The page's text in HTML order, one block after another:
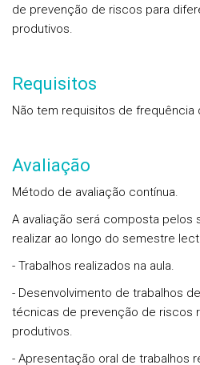
de prevenção de riscos para
produtivos.
Requisitos
Não tem requisitos de frequência
Avaliação
Método de avaliação contínua.
A avaliação será composta pelos
realizar ao longo do semestre
- Trabalhos realizados na aula.
- Desenvolvimento de trabalhos
técnicas de prevenção de riscos
produtivos.
- Apresentação oral de trabalhos